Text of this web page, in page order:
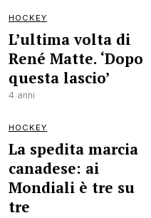
HOCKEY
L’ultima volta di
René Matte. ‘Dopo
questa lascio’
4 anni
HOCKEY
La spedita marcia
canadese: ai
Mondiali è tre su
tre